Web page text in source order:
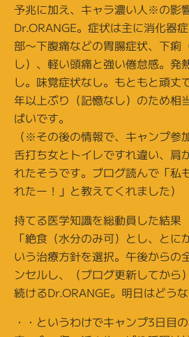
予兆に加え、キャラ濃い人※の影
Dr.ORANGE。症状は主に消化器
部〜下腹痛などの胃腸症状、下痢
し）、軽い頭痛と強い倦怠感。発
し。味覚症状なし。もともと頑丈
年以上ぶり（記憶なし）のため相
ぱいです。
（※その後の情報で、キャンプ参
舌打ち女とトイレですれ違い、肩
れたそうです。ブログ読んで「私
れたー！」と教えてくれました）
持てる医学知識を総動員した結果
「絶食（水分のみ可）とし、とに
いう治療方針を選択。午後からの
ンセルし、（ブログ更新してから
続けるDr.ORANGE。明日はどう
・・というわけでキャンプ3日目の